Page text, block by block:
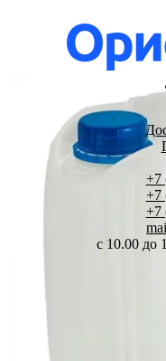
+7
+7
+7
c 10.00 до